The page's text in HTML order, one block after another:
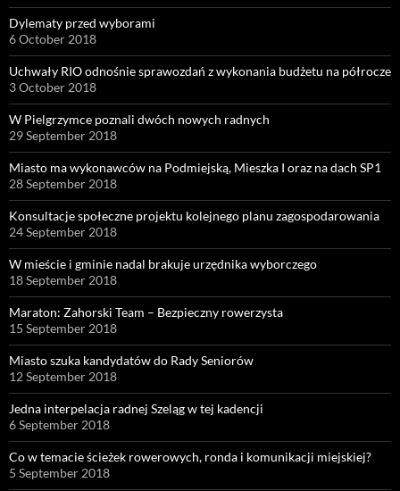
Dylematy przed wyborami
6 October 2018
Uchwały RIO odnośnie sprawozdań z wykonania budżetu na półrocze
3 October 2018
W Pielgrzymce poznali dwóch nowych radnych
29 September 2018
Miasto ma wykonawców na Podmiejską, Mieszka I oraz na dach SP1
28 September 2018
Konsultacje społeczne projektu kolejnego planu zagospodarowania
24 September 2018
W mieście i gminie nadal brakuje urzędnika wyborczego
18 September 2018
Maraton: Zahorski Team – Bezpieczny rowerzysta
15 September 2018
Miasto szuka kandydatów do Rady Seniorów
12 September 2018
Jedna interpelacja radnej Szeląg w tej kadencji
6 September 2018
Co w temacie ścieżek rowerowych, ronda i komunikacji miejskiej?
5 September 2018